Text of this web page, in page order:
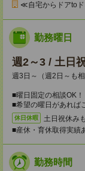
≪自宅からドアtoド
勤務曜日
週2～3 / 土日
週3日～（週2日～も相
■曜日固定の相談OK！
■希望の曜日があれば
休日休暇
土日祝休み
■産休・育休取得実績
勤務時間